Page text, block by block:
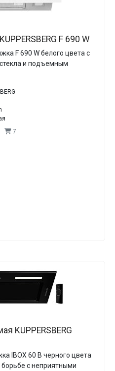
F 690 W
F 690 W белого цвета с
и подъемным
7
KUPPERSBERG
IBOX 60 B черного цвета
с неприятными